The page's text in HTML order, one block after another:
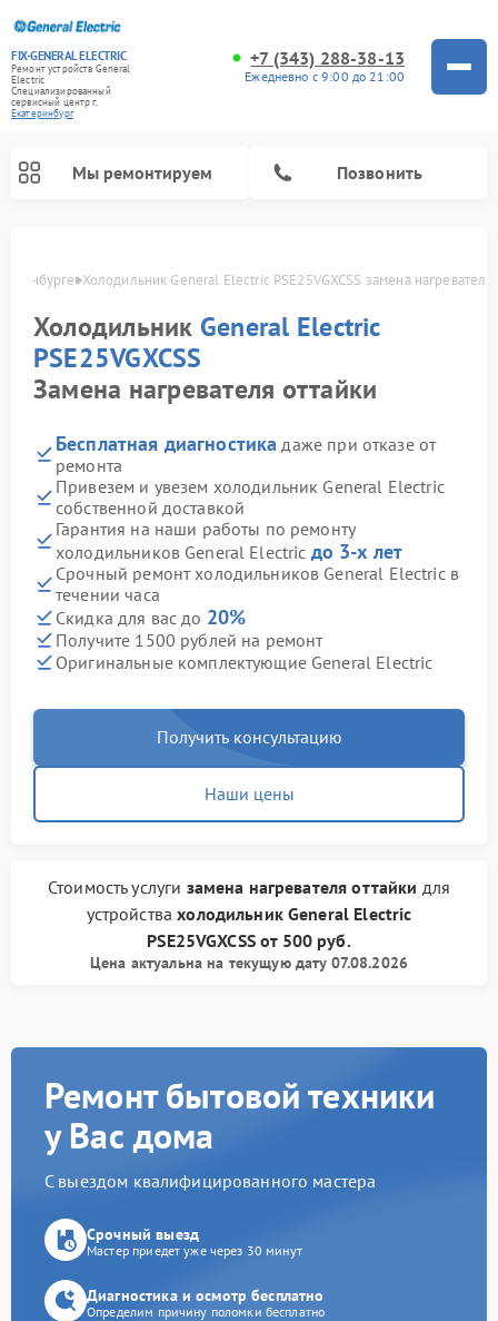
FIX-GENERAL ELECTRIC
Ремонт устройств General
Electric
Специализированный
cервисный центр г.
Екатеринбург
+7 (343) 288-38-13
Ежедневно с 9:00 до 21:00
Мы ремонтируем Позвонить
Холодильник General Electric PSE25VGXCSS замена нагревателя
Холодильник General Electric
PSE25VGXCSS
Замена нагревателя оттайки
Бесплатная диагностика даже при отказе от
ремонта
Привезем и увезем холодильник General Electric
собственной доставкой
Гарантия на наши работы по ремонту
холодильников General Electric до 3-х лет
Срочный ремонт холодильников General Electric в
течении часа
Скидка для вас до 20%
Получите 1500 рублей на ремонт
Оригинальные комплектующие General Electric
Получить консультацию
Наши цены
Стоимость услуги замена нагревателя оттайки для
устройствахолодильник General Electric
PSE25VGXCSSот 500 руб.
Цена актуальна на текущую дату 07.08.2026
Ремонт бытовой техники
у Вас дома
С выездом квалифицированного мастера
Срочный выезд
Мастер приедет уже через 30 минут
Диагностика и осмотр бесплатно
Определим причину поломки бесплатно